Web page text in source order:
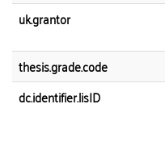
uk.grantor
thesis.grade.code
dc.identifier.lisID